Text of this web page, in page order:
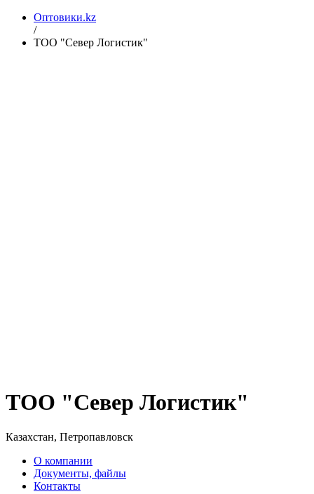
Оптовики.kz
/
ТОО "Север Логистик"
ТОО "Север Логистик"
Казахстан, Петропавловск
О компании
Документы, файлы
Контакты